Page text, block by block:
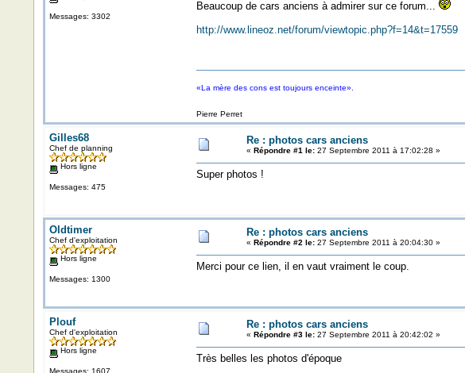
Messages: 3302
Beaucoup de cars anciens à admirer sur ce forum...
http://www.lineoz.net/forum/viewtopic.php?f=14&t=17559
«La mère des cons est toujours enceinte».
Pierre Perret
Gilles68
Chef de planning
Hors ligne
Messages: 475
Re : photos cars anciens
« Répondre #1 le:27 Septembre 2011 à 17:02:28 »
Super photos !
Oldtimer
Chef d'exploitation
Hors ligne
Messages: 1300
Re : photos cars anciens
« Répondre #2 le:27 Septembre 2011 à 20:04:30 »
Merci pour ce lien, il en vaut vraiment le coup.
Plouf
Chef d'exploitation
Hors ligne
Messages: 1607
Re : photos cars anciens
« Répondre #3 le:27 Septembre 2011 à 20:42:02 »
Très belles les photos d'époque